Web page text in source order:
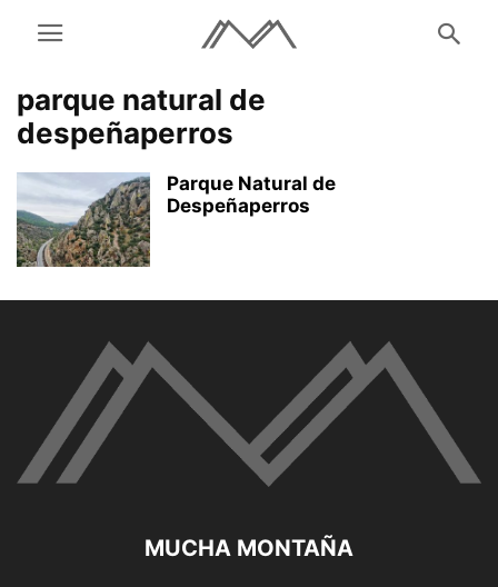
parque natural de
despeñaperros
Parque Natural de
Despeñaperros
MUCHA MONTAÑA